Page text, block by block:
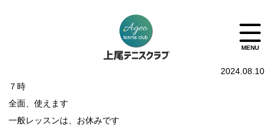
2024.08.10
７時
全面、使えます
一般レッスンは、お休みです